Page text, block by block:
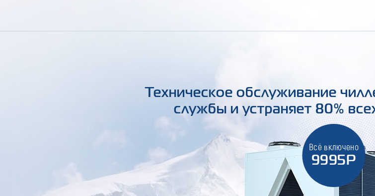
Техническое обслуживание
службы и устраняет 80%
Всё включено
9995Р